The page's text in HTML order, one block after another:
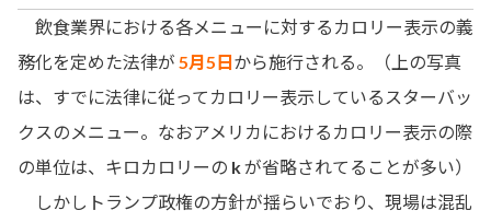
飲食業界における各メニューに対するカロリー表示の義
務化を定めた法律が 5月5日 から施行される。（上の写真
は、すでに法律に従ってカロリー表示しているスターバッ
クスのメニュー。なおアメリカにおけるカロリー表示の際
の単位は、キロカロリーの kが省略されてることが多い）
しかしトランプ政権の方針が揺らいでおり、現場は混乱